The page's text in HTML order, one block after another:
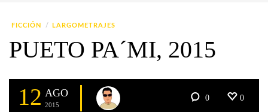
FICCIÓN LARGOMETRAJES
PUETO PA´MI, 2015
12 AGO
2015
0 0